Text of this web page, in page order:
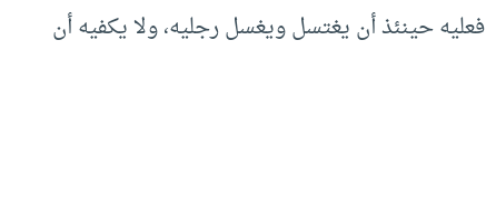
فعليه حينئذ أن يغتسل ويغسل رجليه، ولا يكفيه أن